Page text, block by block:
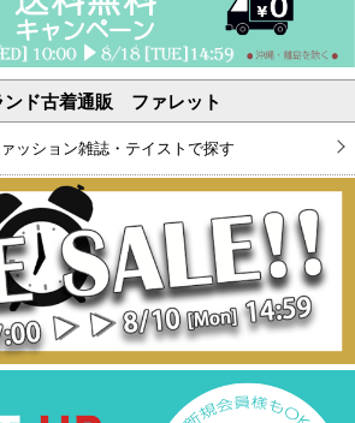
ンド古着通販 ファレット
ッション雑誌・テイストで探す